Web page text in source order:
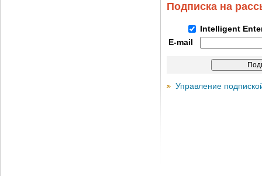
Подписка на
Intelligent
E-mail
Управление